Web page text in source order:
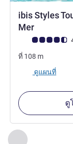
ก่อนหน้า - สถ
หน้า1 , สถ
ibis Styles
Mer
คะแนนความคิดเ
ที่ 108 m
ดูแผนที่
ดู